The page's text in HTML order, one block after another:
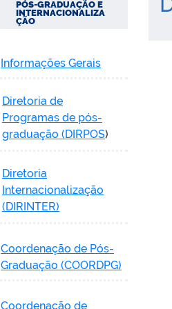
PÓS-GRADUAÇÃO E
INTERNACIONALIZA
ÇÃO
Informações Gerais
Diretoria de
Programas de pós-
graduação (DIRPOS)
Diretoria
Internacionalização
(DIRINTER)
Coordenação de Pós-
Graduação (COORDPG)
Coordenação de